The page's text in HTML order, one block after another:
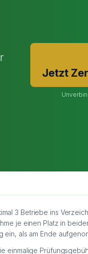
Jetzt
3 Betriebe ins
je einen Platz in
als am Ende
einmalige